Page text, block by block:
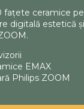
fațete ceramice
digitală estetică
EMAX
Philips ZOOM